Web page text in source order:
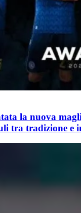
la nuova
tra tradizione e